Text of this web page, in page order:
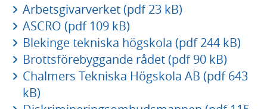
Arbetsgivarverket (pdf 23 kB)
ASCRO (pdf 109 kB)
Blekinge tekniska högskola (pdf 244 kB)
Brottsförebyggande rådet (pdf 90 kB)
Chalmers Tekniska Högskola AB (pdf 643
kB)